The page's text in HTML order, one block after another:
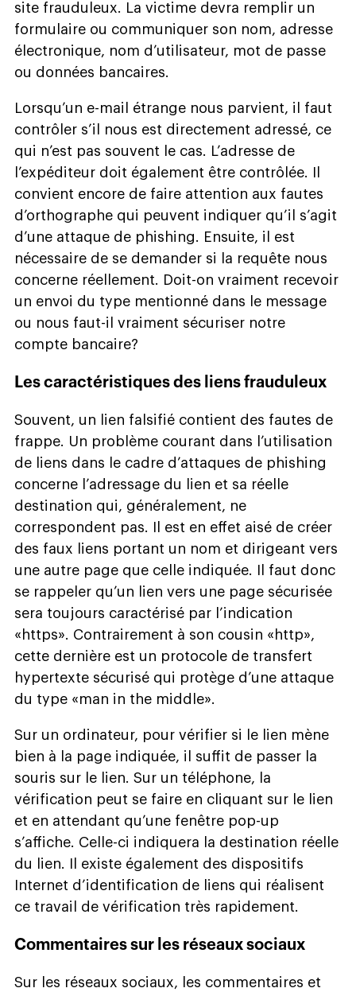
site frauduleux. La victime devra remplir un
formulaire ou communiquer son nom, adresse
électronique, nom d’utilisateur, mot de passe
ou données bancaires.
Lorsqu’un e-mail étrange nous parvient, il faut
contrôler s’il nous est directement adressé, ce
qui n’est pas souvent le cas. L’adresse de
l’expéditeur doit également être contrôlée. Il
convient encore de faire attention aux fautes
d’orthographe qui peuvent indiquer qu’il s’agit
d’une attaque de phishing. Ensuite, il est
nécessaire de se demander si la requête nous
concerne réellement. Doit-on vraiment recevoir
un envoi du type mentionné dans le message
ou nous faut-il vraiment sécuriser notre
compte bancaire?
Les caractéristiques des liens frauduleux
Souvent, un lien falsifié contient des fautes de
frappe. Un problème courant dans l’utilisation
de liens dans le cadre d’attaques de phishing
concerne l’adressage du lien et sa réelle
destination qui, généralement, ne
correspondent pas. Il est en effet aisé de créer
des faux liens portant un nom et dirigeant vers
une autre page que celle indiquée. Il faut donc
se rappeler qu’un lien vers une page sécurisée
sera toujours caractérisé par l’indication
«https». Contrairement à son cousin «http»,
cette dernière est un protocole de transfert
hypertexte sécurisé qui protège d’une attaque
du type «man in the middle».
Sur un ordinateur, pour vérifier si le lien mène
bien à la page indiquée, il suffit de passer la
souris sur le lien. Sur un téléphone, la
vérification peut se faire en cliquant sur le lien
et en attendant qu’une fenêtre pop-up
s’affiche. Celle-ci indiquera la destination réelle
du lien. Il existe également des dispositifs
Internet d’identification de liens qui réalisent
ce travail de vérification très rapidement.
Commentaires sur les réseaux sociaux
Sur les réseaux sociaux, les commentaires et